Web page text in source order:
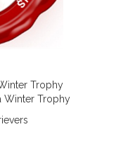
Trophy
Winter Trophy